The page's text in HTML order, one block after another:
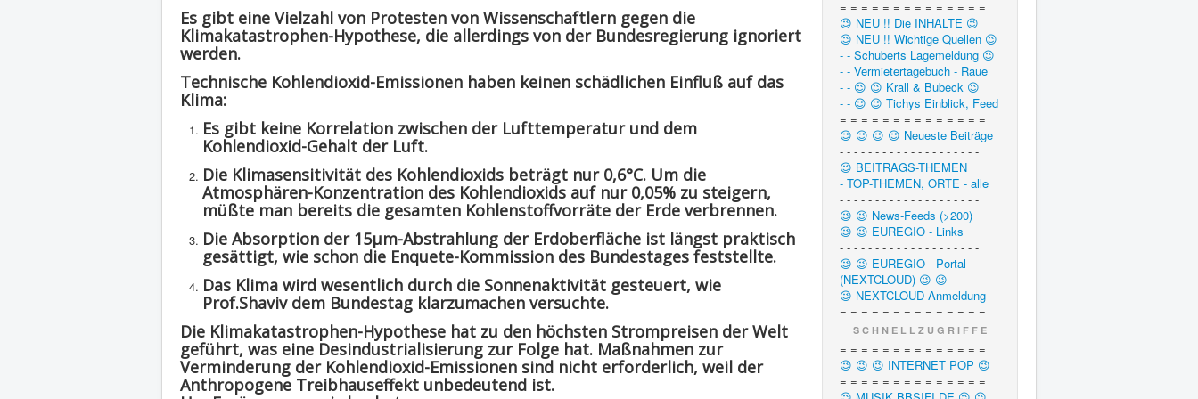
Es gibt eine Vielzahl von Protesten von Wissenschaftlern gegen die
Klimakatastrophen-Hypothese, die allerdings von der Bundesregierung ignoriert
werden.
Technische Kohlendioxid-Emissionen haben keinen schädlichen Einfluß auf das
Klima:
Es gibt keine Korrelation zwischen der Lufttemperatur und dem
Kohlendioxid-Gehalt der Luft.
Die Klimasensitivität des Kohlendioxids beträgt nur 0,6°C. Um die
Atmosphären-Konzentration des Kohlendioxids auf nur 0,05% zu steigern,
müßte man bereits die gesamten Kohlenstoffvorräte der Erde verbrennen.
Die Absorption der 15μm-Abstrahlung der Erdoberfläche ist längst praktisch
gesättigt, wie schon die Enquete-Kommission des Bundestages feststellte.
Das Klima wird wesentlich durch die Sonnenaktivität gesteuert, wie
Prof.Shaviv dem Bundestag klarzumachen versuchte.
Die Klimakatastrophen-Hypothese hat zu den höchsten Strompreisen der Welt
geführt, was eine Desindustrialisierung zur Folge hat. Maßnahmen zur
Verminderung der Kohlendioxid-Emissionen sind nicht erforderlich, weil der
Anthropogene Treibhauseffekt unbedeutend ist.
= = = = = = = = = = = = = =
😉 NEU !! Die INHALTE 😉
😉 NEU !! Wichtige Quellen 😉
- - Schuberts Lagemeldung 😉
- - Vermietertagebuch - Raue
- - 😉 😉 Krall & Bubeck 😉
- - 😉 😉 Tichys Einblick, Feed
= = = = = = = = = = = = = =
😉 😉 😉 😉 Neueste Beiträge
- - - - - - - - - - - - - - - - - - - -
😉 BEITRAGS-THEMEN
- TOP-THEMEN, ORTE - alle
- - - - - - - - - - - - - - - - - - - -
😉 😉 News-Feeds (>200)
😉 😉 EUREGIO - Links
- - - - - - - - - - - - - - - - - - - -
😉 😉 EUREGIO - Portal
(NEXTCLOUD) 😉 😉
😉 NEXTCLOUD Anmeldung
= = = = = = = = = = = = = =
S C H N E L L Z U G R I F F E
= = = = = = = = = = = = = =
😉 😉 😉 INTERNET POP 😉
= = = = = = = = = = = = = =